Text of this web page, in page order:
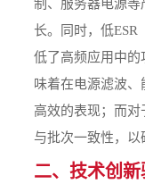
制、服务器电源
长。同时，低ESR
低了高频应用中的
味着在电源滤波
高效的表现；而
与批次一致性，以
二、技术创